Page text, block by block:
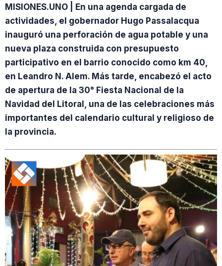
MISIONES.UNO | En una agenda cargada de
actividades, el gobernador Hugo Passalacqua
inauguró una perforación de agua potable y una
nueva plaza construida con presupuesto
participativo en el barrio conocido como km 40,
en Leandro N. Alem. Más tarde, encabezó el acto
de apertura de la 30° Fiesta Nacional de la
Navidad del Litoral, una de las celebraciones más
importantes del calendario cultural y religioso de
la provincia.